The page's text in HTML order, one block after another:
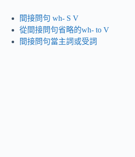
間接問句 wh- S V
從間接問句省略的wh- to V
間接問句當主詞或受詞